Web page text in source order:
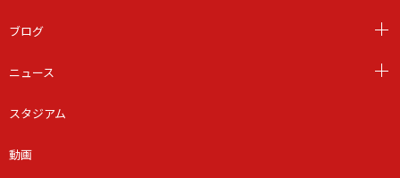
ブログ
ニュース
スタジアム
動画